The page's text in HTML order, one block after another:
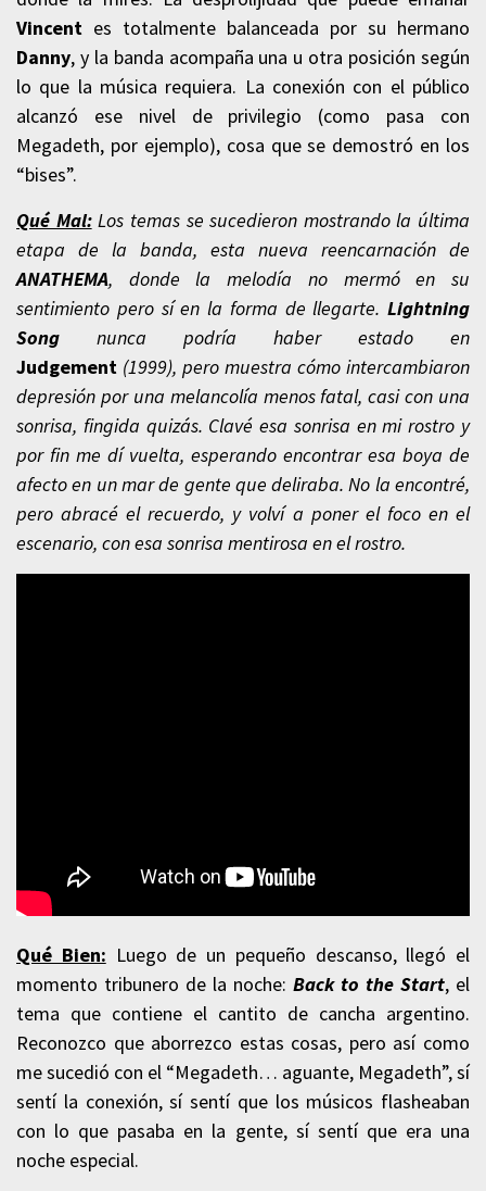
Vincent es totalmente balanceada por su hermano
Danny, y la banda acompaña una u otra posición según
lo que la música requiera. La conexión con el público
alcanzó ese nivel de privilegio (como pasa con
Megadeth, por ejemplo), cosa que se demostró en los
“bises”.
Qué Mal: Los temas se sucedieron mostrando la última
etapa de la banda, esta nueva reencarnación de
ANATHEMA, donde la melodía no mermó en su
sentimiento pero sí en la forma de llegarte. Lightning
Song nunca podría haber estado en
Judgement (1999), pero muestra cómo intercambiaron
depresión por una melancolía menos fatal, casi con una
sonrisa, fingida quizás. Clavé esa sonrisa en mi rostro y
por fin me dí vuelta, esperando encontrar esa boya de
afecto en un mar de gente que deliraba. No la encontré,
pero abracé el recuerdo, y volví a poner el foco en el
escenario, con esa sonrisa mentirosa en el rostro.
Qué Bien: Luego de un pequeño descanso, llegó el
momento tribunero de la noche: Back to the Start, el
tema que contiene el cantito de cancha argentino.
Reconozco que aborrezco estas cosas, pero así como
me sucedió con el “Megadeth… aguante, Megadeth”, sí
sentí la conexión, sí sentí que los músicos flasheaban
con lo que pasaba en la gente, sí sentí que era una
noche especial.